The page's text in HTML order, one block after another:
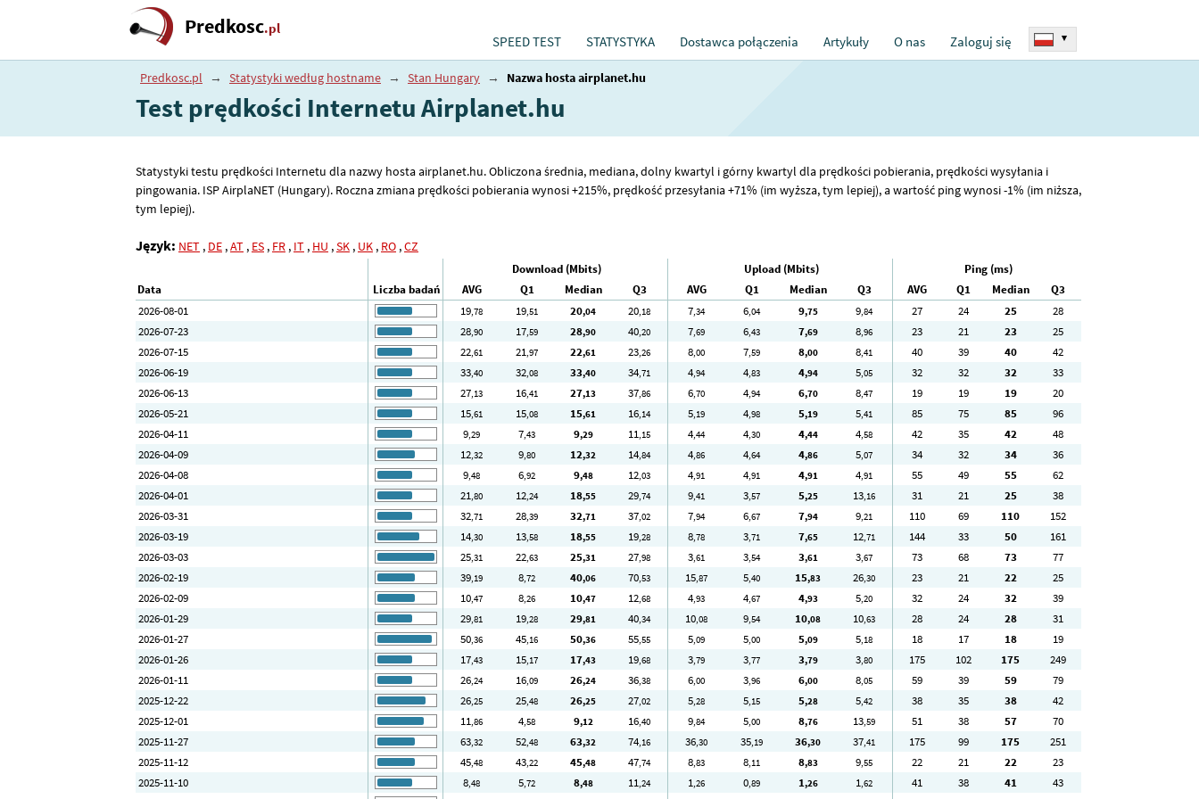
Predkosc.pl
SPEED TEST STATYSTYKA Dostawca połączenia Artykuły O nas Zaloguj się ▾
Predkosc.pl → Statystyki według hostname → Stan Hungary → Nazwa hosta airplanet.hu
Test prędkości Internetu Airplanet.hu
Statystyki testu prędkości Internetu dla nazwy hosta airplanet.hu. Obliczona średnia, mediana, dolny kwartyl i górny kwartyl dla prędkości pobierania, prędkości wysyłania i
pingowania. ISP AirplaNET (Hungary). Roczna zmiana prędkości pobierania wynosi +215%, prędkość przesyłania +71% (im wyższa, tym lepiej), a wartość ping wynosi -1% (im niższa,
tym lepiej).
Język: NET , DE ,AT , ES , FR , IT , HU ,SK , UK , RO ,CZ
Download (Mbits) Upload (Mbits)
Ping (ms)
Data
Liczba badań AVG Q1 Median Q3 AVG Q1 Median Q3 AVG Q1 Median
Q3
2026-08-01
19,78 19,51 20,04 20,18 7,34 6,04 9,75 9,84 27 24 25
28
2026-07-23
28,90 17,59 28,90 40,20 7,69 6,43 7,69 8,96 23 21 23
25
2026-07-15
22,61 21,97 22,61 23,26 8,00 7,59 8,00 8,41 40 39 40
42
2026-06-19
33,40 32,08 33,40 34,71 4,94 4,83 4,94 5,05 32 32 32
33
2026-06-13
27,13 16,41 27,13 37,86 6,70 4,94 6,70 8,47 19 19 19
20
2026-05-21
15,61 15,08 15,61 16,14 5,19 4,98 5,19 5,41 85 75 85
96
2026-04-11
9,29 7,43 9,29 11,15 4,44 4,30 4,44 4,58 42 35 42
48
2026-04-09
12,32 9,80 12,32 14,84 4,86 4,64 4,86 5,07 34 32 34
36
2026-04-08
9,48 6,92 9,48 12,03 4,91 4,91 4,91 4,91 55 49 55
62
2026-04-01
21,80 12,24 18,55 29,74 9,41 3,57 5,25 13,16 31 21 25
38
2026-03-31
32,71 28,39 32,71 37,02 7,94 6,67 7,94 9,21 110 69 110
152
2026-03-19
14,30 13,58 18,55 19,28 8,78 3,71 7,65 12,71 144 33 50
161
2026-03-03
25,31 22,63 25,31 27,98 3,61 3,54 3,61 3,67 73 68 73
77
2026-02-19
39,19 8,72 40,06 70,53 15,87 5,40 15,83 26,30 23 21 22
25
2026-02-09
10,47 8,26 10,47 12,68 4,93 4,67 4,93 5,20 32 24 32
39
2026-01-29
29,81 19,28 29,81 40,34 10,08 9,54 10,08 10,63 28 24 28
31
2026-01-27
50,36 45,16 50,36 55,55 5,09 5,00 5,09 5,18 18 17 18
19
2026-01-26
17,43 15,17 17,43 19,68 3,79 3,77 3,79 3,80 175 102 175
249
2026-01-11
26,24 16,09 26,24 36,38 6,00 3,96 6,00 8,05 59 39 59
79
2025-12-22
26,25 25,48 26,25 27,02 5,28 5,15 5,28 5,42 38 35 38
42
2025-12-01
11,86 4,58 9,12 16,40 9,84 5,00 8,76 13,59 51 38 57
70
2025-11-27
63,32 52,48 63,32 74,16 36,30 35,19 36,30 37,41 175 99 175
251
2025-11-12
45,48 43,22 45,48 47,74 8,83 8,11 8,83 9,55 22 21 22
23
2025-11-10
8,48 5,72 8,48 11,24 1,26 0,89 1,26 1,62 41 38 41
43